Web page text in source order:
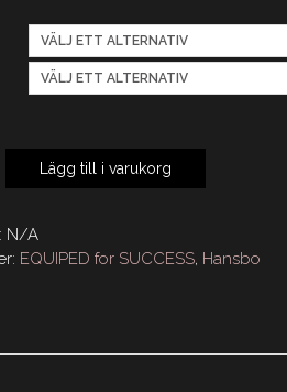
Lägg till i varukorg
N/A
EQUIPED for SUCCESS, Hansbo